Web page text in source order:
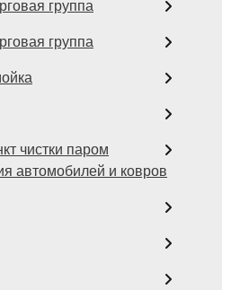
группа
группа
чистки паром
автомобилей и ковров